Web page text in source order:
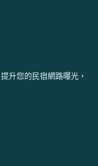
升您的民宿網路曝光，